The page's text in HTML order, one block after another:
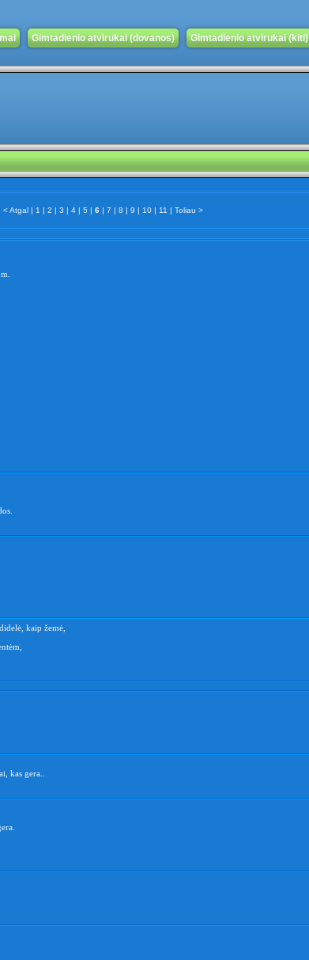
Gimtadienio atvirukai (dovanos) Gimtadienio atvirukai (kiti)
< Atgal| 1 | 2 | 3 | 4 | 5 | 6| 7 | 8 | 9 | 10 | 11 | Toliau >
kaip žemė,
kas gera..